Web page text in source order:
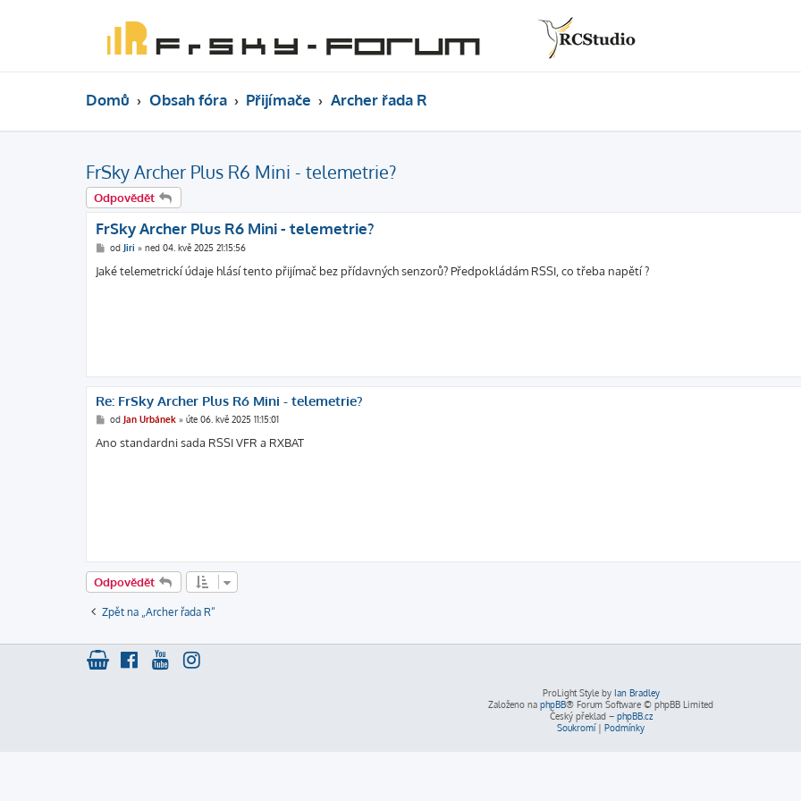
Domů Obsah fóra Přijímače Archer řada R
FrSky Archer Plus R6 Mini - telemetrie?
Odpovědět
FrSky Archer Plus R6 Mini - telemetrie?
P
í
s
od Jiri » ned 04. kvě 2025 21:15:56
Jaké telemetrickí údaje hlásí tento přijímač bez přídavných senzorů? Předpokládám RSSI, co třeba napětí ?
Re: FrSky Archer Plus R6 Mini - telemetrie?
P
í
s
od Jan Urbánek» úte 06. kvě 2025 11:15:01
Ano standardni sada RSSI VFR a RXBAT
Odpovědět
Zpět na „Archer řada R“
ProLight Style by Ian Bradley
Založeno na phpBB® Forum Software © phpBB Limited
Český překlad – phpBB.cz
Soukromí| Podmínky